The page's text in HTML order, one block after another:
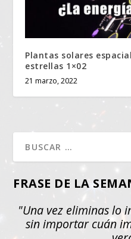
Plantas solares
estrellas 1×02
21 marzo, 2022
FRASE DE LA
"Una vez eliminas lo
sin importar cuán